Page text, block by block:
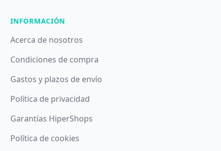
INFORMACIÓN
Acerca de nosotros
Condiciones de compra
Gastos y plazos de envío
Política de privacidad
Garantías HiperShops
Política de cookies